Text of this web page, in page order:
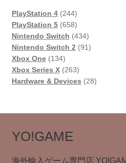
PlayStation 4 244244
個
の
商
PlayStation 5 658658
個
の
品
Nintendo Switch 434434
個
品
Nintendo Switch 2 9191
商
Xbox One 134134
個
の
Xbox Series X 263263
個
品
Hardware & Devices 2828
商
YO!GAME
海外輸入ゲーム専門店